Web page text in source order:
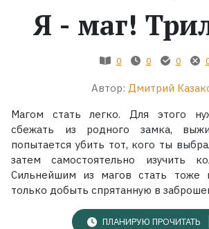
Серии
Экранизации
Я - маг!
0 0 0
Автор: Дмитрий
Магом стать легко. Для этого
сбежать из родного зам­ка,
попытается убить тот, кого ты
затем самостоятельно изучить
Сильнейшим из магов стать тоже
только добыть спря­танную в
ПЛАНИРУЮ ПРОЧИТАТЬ